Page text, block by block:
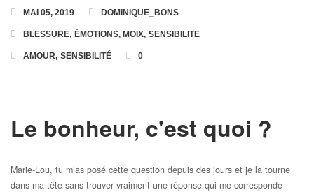
Formation en Ligne « Numérologie Biologique »
MAI 05, 2019 DOMINIQUE_BONS
BLESSURE, ÉMOTIONS, MOIX, SENSIBILITE
AMOUR, SENSIBILITÉ 0
Le bonheur, c'est quoi ?
Marie-Lou, tu m’as posé cette question depuis des jours et je la tourne
dans ma tête sans trouver vraiment une réponse qui me corresponde